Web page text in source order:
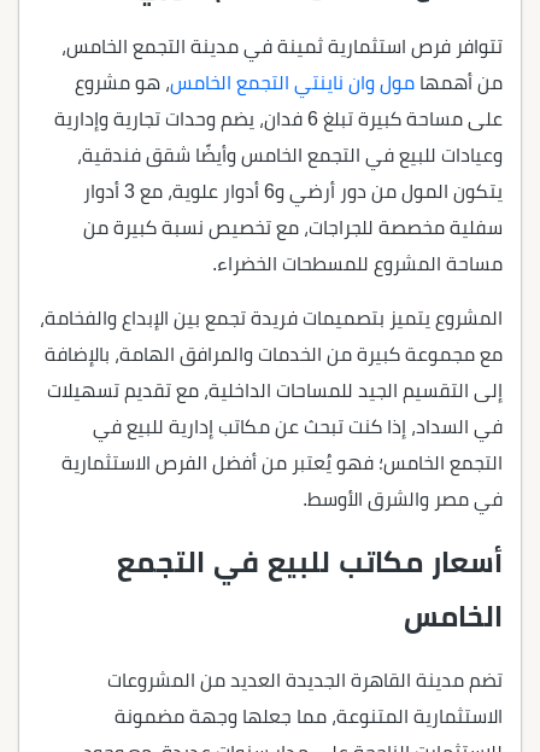
تتوافر فرص استثمارية ثمينة في مدينة التجمع الخامس،
من أهمها مول وان ناينتي التجمع الخامس، هو مشروع
على مساحة كبيرة تبلغ 6 فدان، يضم وحدات تجارية وإدارية
وعيادات للبيع في التجمع الخامس وأيضًا شقق فندقية،
يتكون المول من دور أرضي و6 أدوار علوية، مع 3 أدوار
سفلية مخصصة للجراجات، مع تخصيص نسبة كبيرة من
مساحة المشروع للمسطحات الخضراء.
المشروع يتميز بتصميمات فريدة تجمع بين الإبداع والفخامة،
مع مجموعة كبيرة من الخدمات والمرافق الهامة، بالإضافة
إلى التقسيم الجيد للمساحات الداخلية، مع تقديم تسهيلات
في السداد، إذا كنت تبحث عن مكاتب إدارية للبيع في
التجمع الخامس؛ فهو يُعتبر من أفضل الفرص الاستثمارية
في مصر والشرق الأوسط.
أسعار مكاتب للبيع في التجمع
الخامس
تضم مدينة القاهرة الجديدة العديد من المشروعات
الاستثمارية المتنوعة، مما جعلها وجهة مضمونة